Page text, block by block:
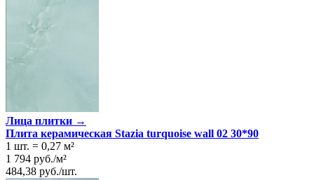
Лица плитки →
Плита керамическая Stazia turquoise wall 02 30*90
1 шт. = 0,27 м²
1 794 руб./м²
484,38 руб./шт.